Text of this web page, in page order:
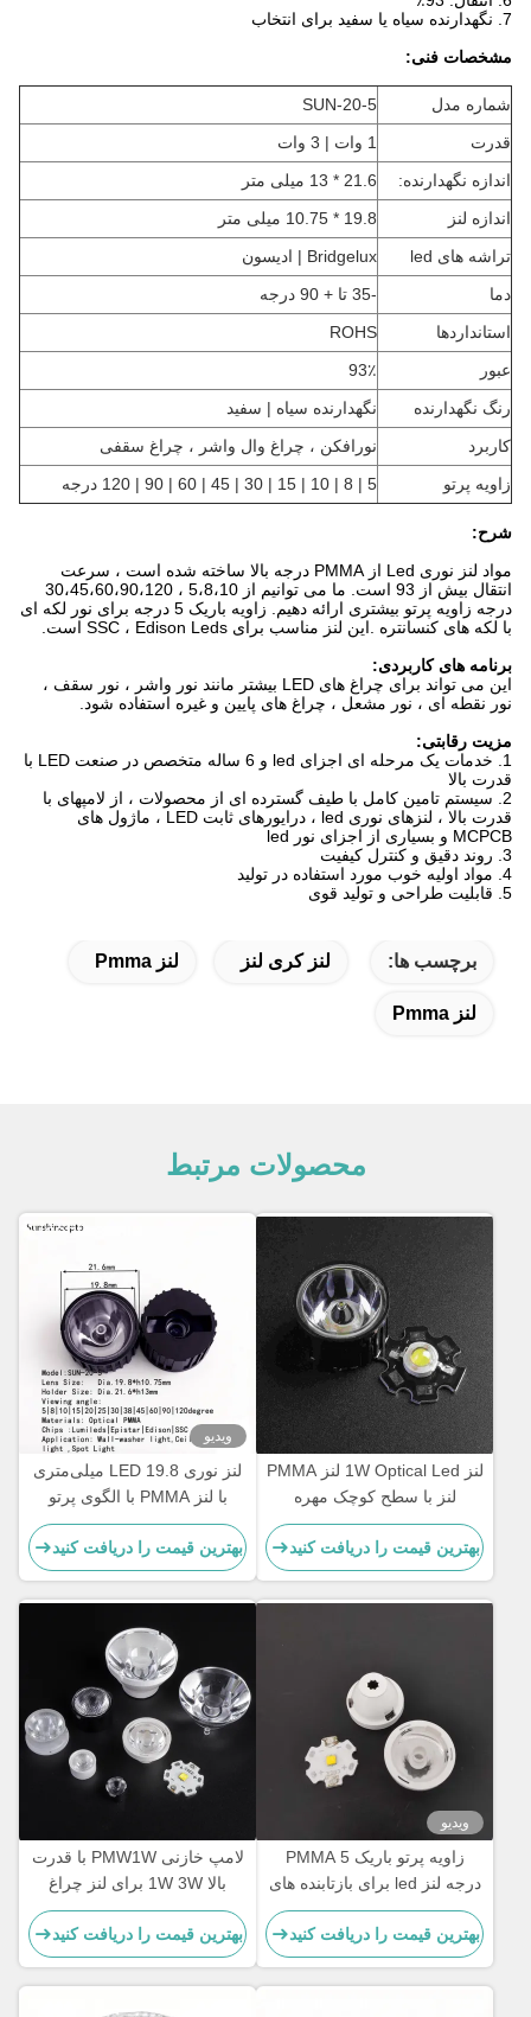
7. نگهدارنده سیاه یا سفید برای انتخاب
مشخصات فنی:
شماره مدل
SUN-20-5
قدرت
1 وات | 3 وات
اندازه نگهدارنده:
21.6 * 13 میلی متر
اندازه لنز
19.8 * 10.75 میلی متر
تراشه های led
Bridgelux | ادیسون
دما
-35 تا + 90 درجه
استانداردها
ROHS
عبور
93٪
رنگ نگهدارنده
نگهدارنده سیاه | سفید
کاربرد
نورافکن ، چراغ وال واشر ، چراغ سقفی
زاویه پرتو
5 | 8 | 10 | 15 | 30 | 45 | 60 | 90 | 120 درجه
شرح:
مواد لنز نوری Led از PMMA درجه بالا ساخته شده است ، سرعت
انتقال بیش از 93 است. ما می توانیم از 5،8،10 ، 30،45،60،90،120
درجه زاویه پرتو بیشتری ارائه دهیم. زاویه باریک 5 درجه برای نور لکه ای
با لکه های کنسانتره .این لنز مناسب برای SSC ، Edison Leds است.
برنامه های کاربردی:
این می تواند برای چراغ های LED بیشتر مانند نور واشر ، نور سقف ،
نور نقطه ای ، نور مشعل ، چراغ های پایین و غیره استفاده شود.
مزیت رقابتی:
1. خدمات یک مرحله ای اجزای led و 6 ساله متخصص در صنعت LED با
قدرت بالا
2. سیستم تامین کامل با طیف گسترده ای از محصولات ، از لامپهای با
قدرت بالا ، لنزهای نوری led ، درایورهای ثابت LED ، ماژول های
MCPCB و بسیاری از اجزای نور led
3. روند دقیق و کنترل کیفیت
4. مواد اولیه خوب مورد استفاده در تولید
5. قابلیت طراحی و تولید قوی
برچسب ها: لنز کری لنز لنز Pmma
لنز Pmma
محصولات مرتبط
لنز 1W Optical Led لنز PMMA
لنز با سطح کوچک مهره
بهترین قیمت را دریافت کنید
ویدیو
لنز نوری LED 19.8 میلی‌متری
با لنز PMMA با الگوی پرتو
15x45 درجه برای چراغ‌های
اضطراری، بیکن و چراغ‌های
چشمک زن
بهترین قیمت را دریافت کنید
ویدیو
زاویه پرتو باریک PMMA 5
درجه لنز led برای بازتابنده های
LED ، 20 میلی متر
بهترین قیمت را دریافت کنید
لامپ خازنی PMW1W با قدرت
بالا 1W 3W برای لنز چراغ
خازنی
بهترین قیمت را دریافت کنید